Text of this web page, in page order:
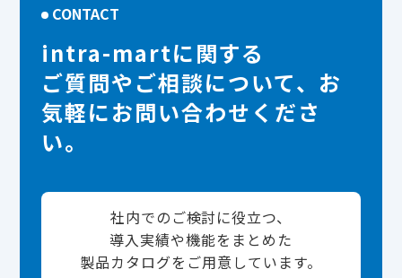
CONTACT
intra-martに関する
ご質問やご相談について、お
気軽にお問い合わせくださ
い。
社内でのご検討に役立つ、
導入実績や機能をまとめた
製品カタログをご用意しています。